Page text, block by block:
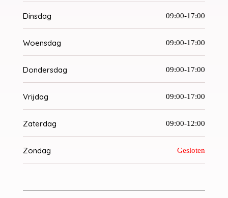
Dinsdag 09:00-17:00
Woensdag 09:00-17:00
Dondersdag 09:00-17:00
Vrijdag 09:00-17:00
Zaterdag 09:00-12:00
Zondag Gesloten